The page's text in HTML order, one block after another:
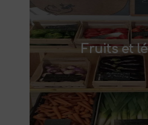
Fruits et
Fruits et
fruits et légumes frais à
et savourez des
cultivés localement.
des produits sains et
l'environnement. Vente
livraison à